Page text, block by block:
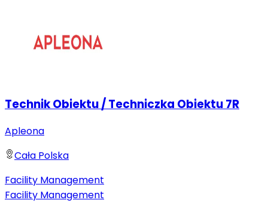
Technik Obiektu / Techniczka Obiektu 7R
Apleona
Cała Polska
Facility Management
Facility Management